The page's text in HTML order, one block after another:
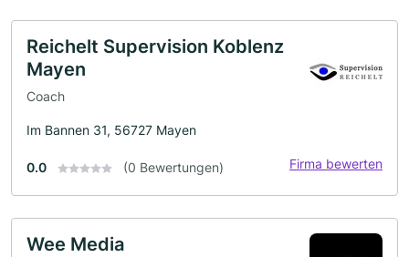
Reichelt Supervision Koblenz
Mayen
Coach
Im Bannen 31, 56727 Mayen
0.0 (0 Bewertungen) Firma bewerten
Wee Media